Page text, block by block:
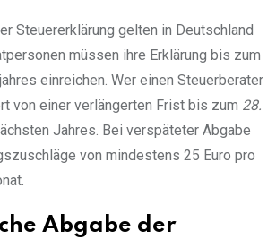
Steuererklärung gelten in Deutschland
müssen ihre Erklärung bis zum
einreichen. Wer einen Steuerberater
von einer verlängerten Frist bis zum 28.
Jahres. Bei verspäteter Abgabe
von mindestens 25 Euro pro
Abgabe der